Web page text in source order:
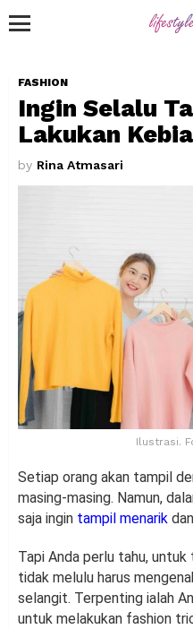
FASHION
Ingin Selalu
Lakukan
by Rina Atmasari
Ilustrasi.
Setiap orang akan tampil
masing-masing. Namun,
saja ingin tampil menarik
Tapi Anda perlu tahu,
tidak melulu harus
selangit. Terpenting ialah
untuk melakukan fashion